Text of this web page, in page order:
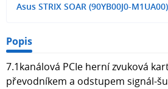
Asus STRIX SOAR (90YB00J0-M1UA00)
Popis
7.1kanálová PCIe herní zvuková
převodníkem a odstupem signál-